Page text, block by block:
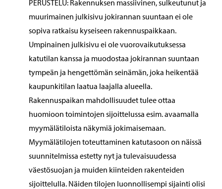
PERUSTELU: Rakennuksen massiivinen, sulkeutunut ja
muurimainen julkisivu jokirannan suuntaan ei ole
sopiva ratkaisu kyseiseen rakennuspaikkaan.
Umpinainen julkisivu ei ole vuorovaikutuksessa
katutilan kanssa ja muodostaa jokirannan suuntaan
tympeän ja hengettömän seinämän, joka heikentää
kaupunkitilan laatua laajalla alueella.
Rakennuspaikan mahdollisuudet tulee ottaa
huomioon toimintojen sijoittelussa esim. avaamalla
myymälätiloista näkymiä jokimaisemaan.
Myymälätilojen toteuttaminen katutasoon on näissä
suunnitelmissa estetty nyt ja tulevaisuudessa
väestösuojan ja muiden kiinteiden rakenteiden
sijoittelulla. Näiden tilojen luonnollisempi sijainti olisi